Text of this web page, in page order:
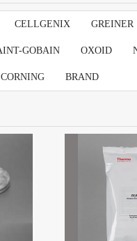
CELLGENIX GREINER
GOBAIN OXOID
CORNING BRAND